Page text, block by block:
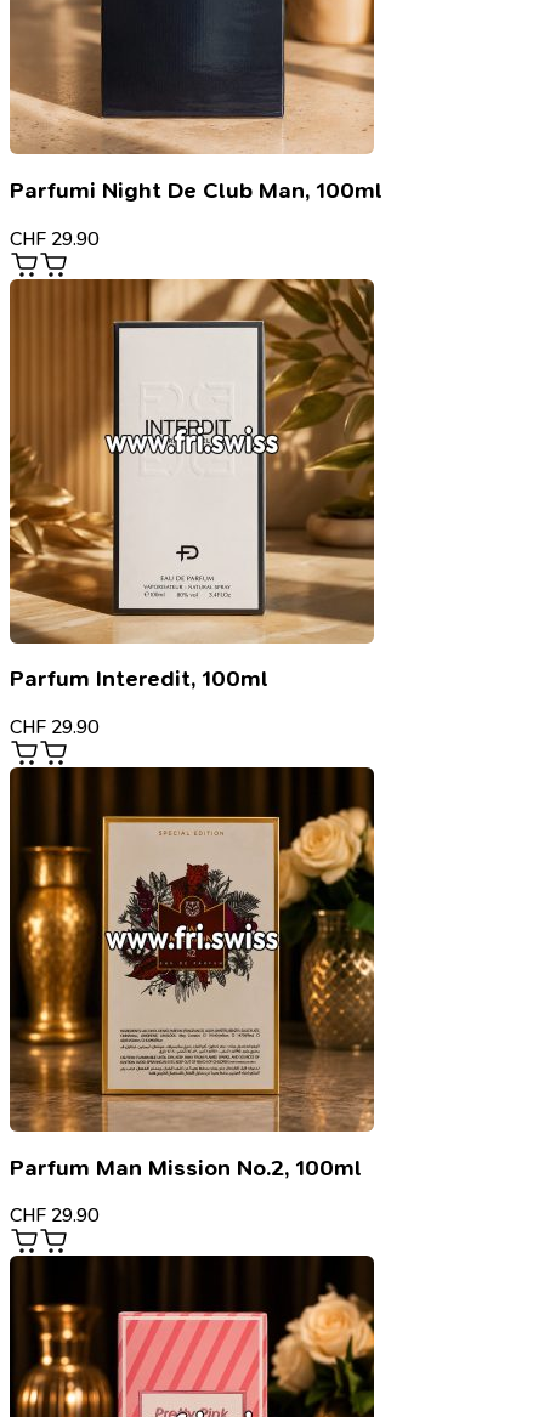
Parfumi Night De Club Man, 100ml
CHF 29.90
Parfum Interedit, 100ml
CHF 29.90
Parfum Man Mission No.2, 100ml
CHF 29.90